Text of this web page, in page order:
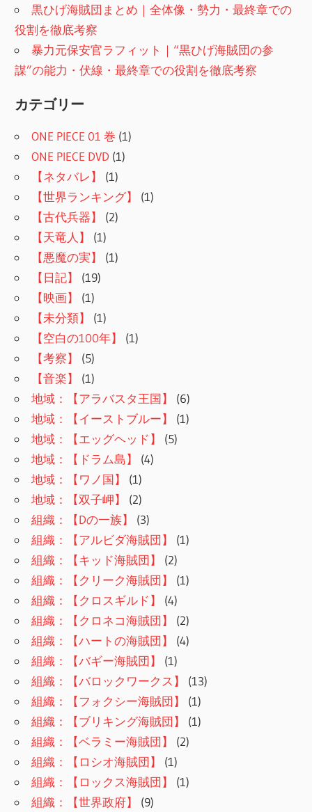
黒ひげ海賊団まとめ｜全体像・勢力・最終章での
役割を徹底考察
暴力元保安官ラフィット｜“黒ひげ海賊団の参
謀”の能力・伏線・最終章での役割を徹底考察
カテゴリー
ONE PIECE 01 巻 (1)
ONE PIECE DVD (1)
【ネタバレ】
(1)
【世界ランキング】
(1)
【古代兵器】
(2)
【天竜人】
(1)
【悪魔の実】
(1)
【日記】
(19)
【映画】
(1)
【未分類】
(1)
【空白の100年】
(1)
【考察】
(5)
【音楽】
(1)
地域：【アラバスタ王国】
(6)
地域：【イーストブルー】
(1)
地域：【エッグヘッド】
(5)
地域：【ドラム島】
(4)
地域：【ワノ国】
(1)
地域：【双子岬】
(2)
組織：【Dの一族】
(3)
組織：【アルビダ海賊団】
(1)
組織：【キッド海賊団】
(2)
組織：【クリーク海賊団】
(1)
組織：【クロスギルド】
(4)
組織：【クロネコ海賊団】
(2)
組織：【ハートの海賊団】
(4)
組織：【バギー海賊団】
(1)
組織：【バロックワークス】
(13)
組織：【フォクシー海賊団】
(1)
組織：【ブリキング海賊団】
(1)
組織：【ベラミー海賊団】
(2)
組織：【ロシオ海賊団】
(1)
組織：【ロックス海賊団】
(1)
組織：【世界政府】
(9)